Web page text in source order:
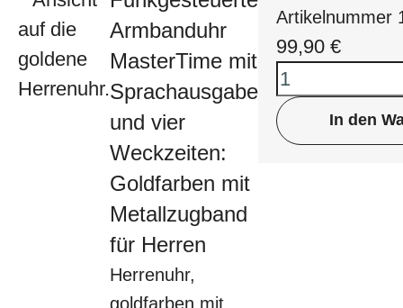
Armbanduhr
MasterTime mit
Sprachausgabe
und vier
Weckzeiten:
Goldfarben mit
Metallzugband
für Herren
Herrenuhr,
goldfarben mit
Artikelnummer
99,90 €
In den